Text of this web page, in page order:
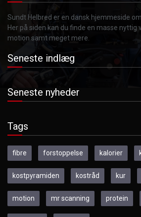
Sundt Helbred er en dansk hjemmeside
Her på siden kan du finde en masse nyttig
motion samt meget mere.
Seneste indlæg
Seneste nyheder
Tags
fibre forstoppelse kalorier
kostpyramiden kostråd kur
motion mr scanning protein